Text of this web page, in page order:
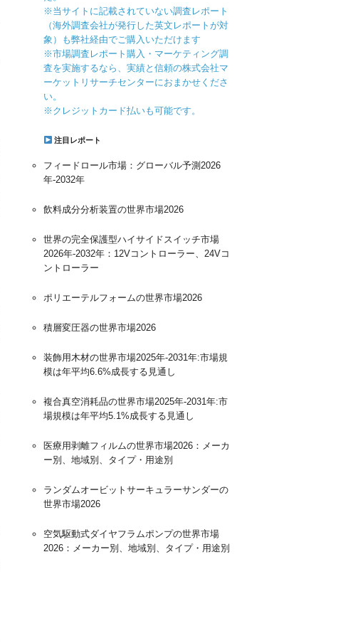
※当サイトに記載されていない調査レポート
（海外調査会社が発行した英文レポートが対
象）も弊社経由でご購入いただけます
※市場調査レポート購入・マーケティング調
査を実施するなら、実績と信頼の株式会社マ
ーケットリサーチセンターにおまかせくださ
い。
※クレジットカード払いも可能です。
注目レポート
フィードロール市場：グローバル予測2026
年-2032年
飲料成分分析装置の世界市場2026
世界の完全保護型ハイサイドスイッチ市場
2026年-2032年：12Vコントローラー、24Vコ
ントローラー
ポリエーテルフォームの世界市場2026
積層変圧器の世界市場2026
装飾用木材の世界市場2025年-2031年:市場規
模は年平均6.6%成長する見通し
複合真空消耗品の世界市場2025年-2031年:市
場規模は年平均5.1%成長する見通し
医療用剥離フィルムの世界市場2026：メーカ
ー別、地域別、タイプ・用途別
ランダムオービットサーキュラーサンダーの
世界市場2026
空気駆動式ダイヤフラムポンプの世界市場
2026：メーカー別、地域別、タイプ・用途別